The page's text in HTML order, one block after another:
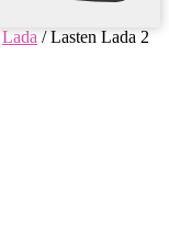
Lada / Lasten Lada 2